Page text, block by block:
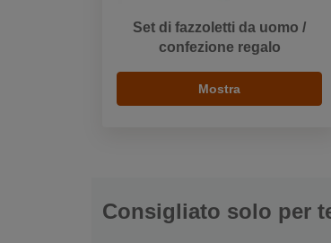
Set di fazzoletti da uomo /
confezione regalo
Mostra
Consigliato solo per